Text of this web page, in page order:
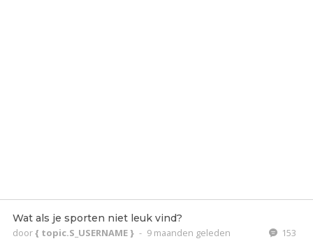
Wat als je sporten niet leuk vind?
door{ topic.S_USERNAME } - 9 maanden geleden 153